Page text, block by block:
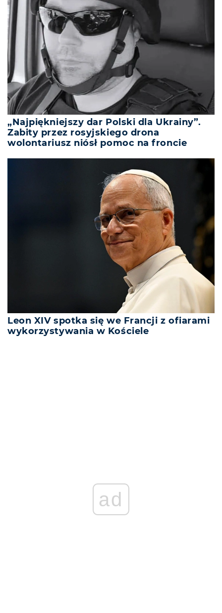
„Najpiękniejszy dar Polski dla Ukrainy”.
Zabity przez rosyjskiego drona
wolontariusz niósł pomoc na froncie
Leon XIV spotka się we Francji z ofiarami
wykorzystywania w Kościele